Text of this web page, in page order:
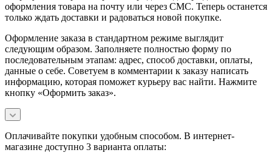
оформления товара на почту или через СМС. Теперь останется
только ждать доставки и радоваться новой покупке.
Оформление заказа в стандартном режиме выглядит
следующим образом. Заполняете полностью форму по
последовательным этапам: адрес, способ доставки, оплаты,
данные о себе. Советуем в комментарии к заказу написать
информацию, которая поможет курьеру вас найти. Нажмите
кнопку «Оформить заказ».
Оплачивайте покупки удобным способом. В интернет-
магазине доступно 3 варианта оплаты: